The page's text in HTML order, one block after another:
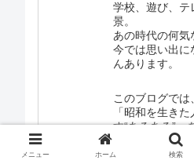
学校、遊び、テ
景。
あの時代の何気
今では思い出に
んあります。
このブログでは、
「昭和を生き
す“あるある”」
懐かしい気持ち
メニュー ホーム 検索